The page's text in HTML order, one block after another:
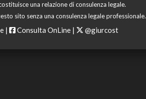
una relazione di consulenza legale.
sito senza una consulenza legale professionale.
| Consulta OnLine | @giurcost